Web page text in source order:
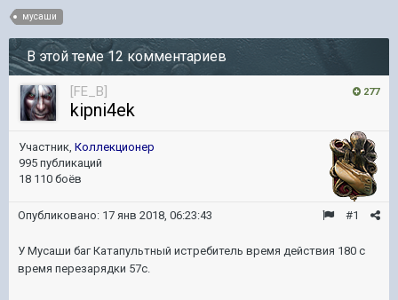
мусаши
В этой теме 12 комментариев
277
[FE_B]
kipni4ek
Участник, Коллекционер
995 публикаций
18 110 боёв
#1
Опубликовано: 17 янв 2018, 06:23:43
У Мусаши баг Катапультный истребитель время действия 180 с
время перезарядки 57с.